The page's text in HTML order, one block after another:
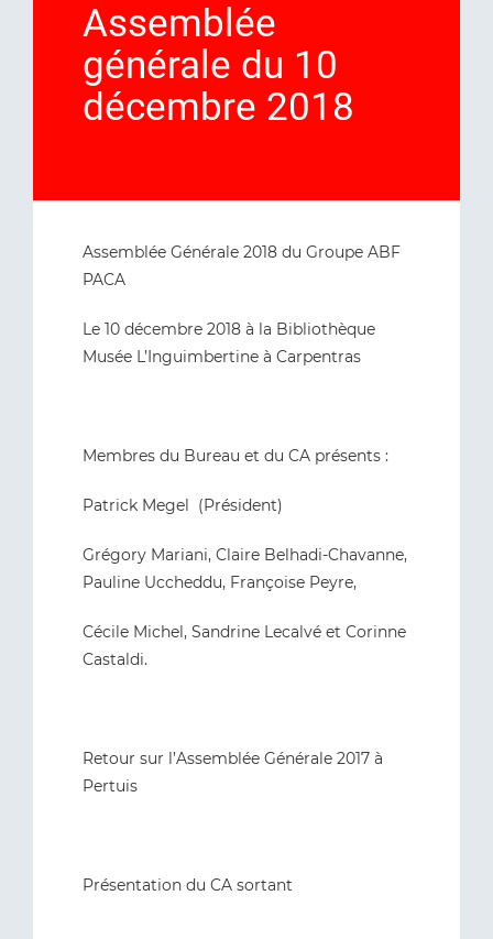
Assemblée
générale du 10
décembre 2018
Assemblée Générale 2018 du Groupe ABF
PACA
Le 10 décembre 2018 à la Bibliothèque
Musée L’Inguimbertine à Carpentras
Membres du Bureau et du CA présents :
Patrick Megel (Président)
Grégory Mariani, Claire Belhadi-Chavanne,
Pauline Uccheddu, Françoise Peyre,
Cécile Michel, Sandrine Lecalvé et Corinne
Castaldi.
Retour sur l’Assemblée Générale 2017 à
Pertuis
Présentation du CA sortant